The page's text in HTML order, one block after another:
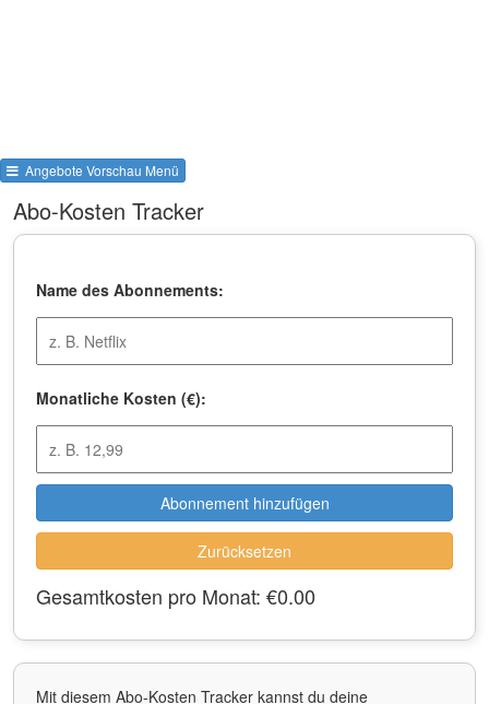
Angebote Vorschau Menü
Abo-Kosten Tracker
Name des Abonnements:
Monatliche Kosten (€):
Abonnement hinzufügen
Zurücksetzen
Gesamtkosten pro Monat: €0.00
Mit diesem Abo-Kosten Tracker kannst du deine